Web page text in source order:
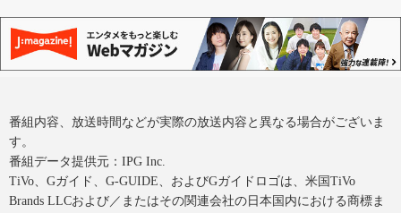
番組内容、放送時間などが実際の放送内容と異なる場合がございま
す。
番組データ提供元：IPG Inc.
TiVo、Gガイド、G-GUIDE、およびGガイドロゴは、米国TiVo
Brands LLCおよび／またはその関連会社の日本国内における商標ま